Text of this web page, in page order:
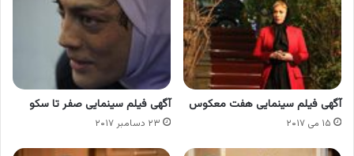
آگهی فیلم سینمایی هفت معکوس
۱۵ می ۲۰۱۷
آگهی فیلم سینمایی صفر تا سکو
۲۳ دسامبر ۲۰۱۷